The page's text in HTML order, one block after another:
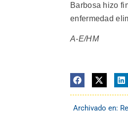
Barbosa hizo
enfermedad
A-E/HM
Archivado en: